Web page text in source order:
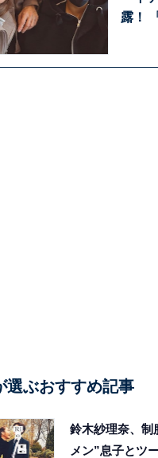
露！
選ぶおすすめ記事
鈴木紗理奈、制
メン”息子とツ